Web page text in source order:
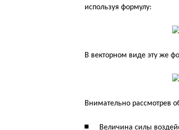
используя формулу:
В векторном виде эту же
Внимательно рассмотрев
Величина силы